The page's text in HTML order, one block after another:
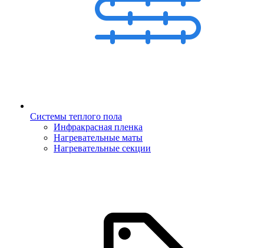
Системы теплого пола
Инфракрасная пленка
Нагревательные маты
Нагревательные секции